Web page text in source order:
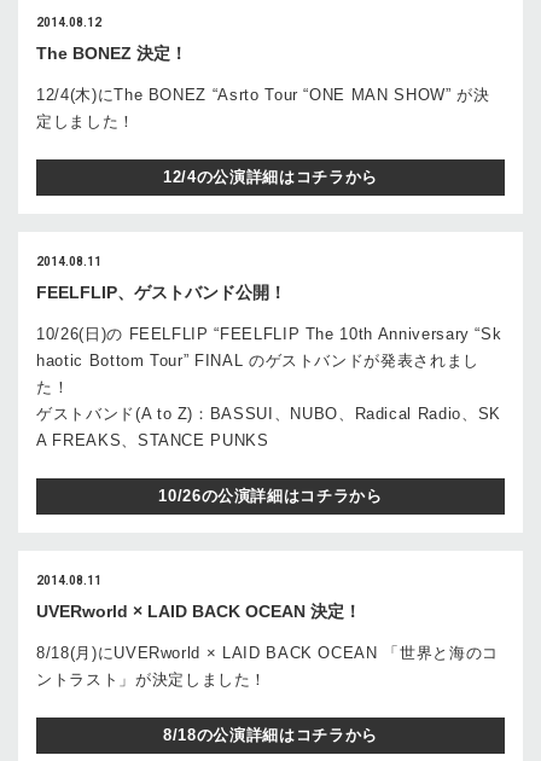
2014.08.12
The BONEZ 決定！
12/4(木)にThe BONEZ “Asrto Tour “ONE MAN SHOW” が決
定しました！
12/4の公演詳細はコチラから
2014.08.11
FEELFLIP、ゲストバンド公開！
10/26(日)の FEELFLIP “FEELFLIP The 10th Anniversary “Sk
haotic Bottom Tour” FINAL のゲストバンドが発表されまし
た！
ゲストバンド(A to Z)：BASSUI、NUBO、Radical Radio、SK
A FREAKS、STANCE PUNKS
10/26の公演詳細はコチラから
2014.08.11
UVERworld × LAID BACK OCEAN 決定！
8/18(月)にUVERworld × LAID BACK OCEAN 「世界と海のコ
ントラスト」が決定しました！
8/18の公演詳細はコチラから